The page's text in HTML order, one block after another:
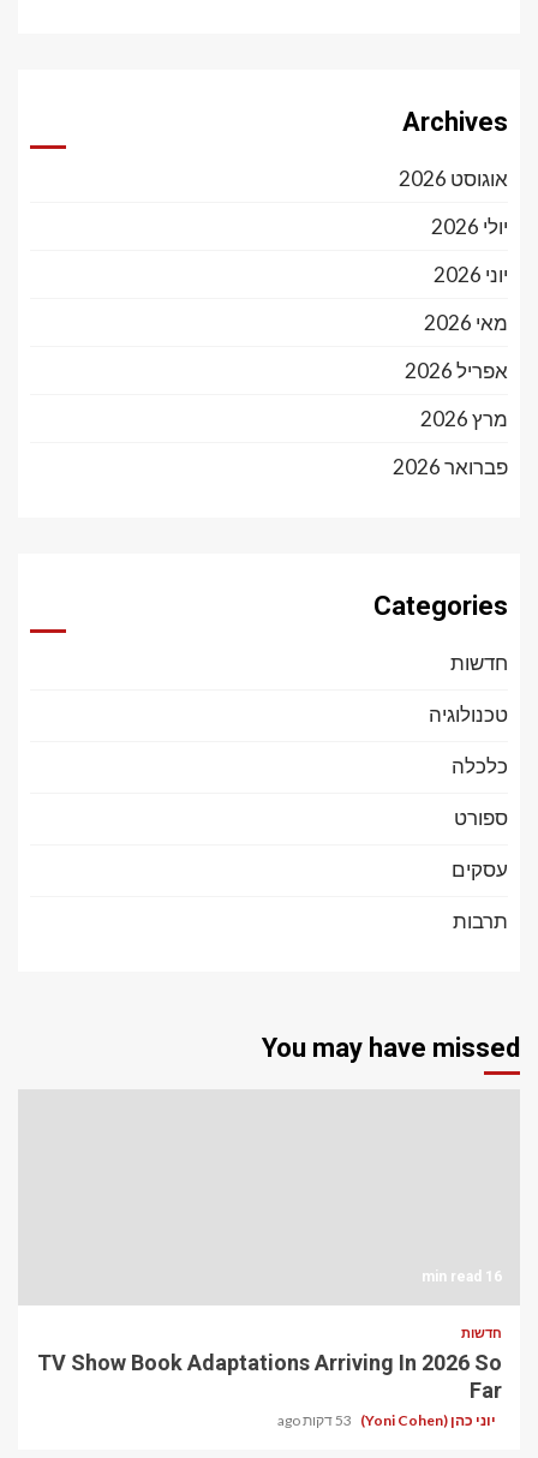
Archives
אוגוסט 2026
יולי 2026
יוני 2026
מאי 2026
אפריל 2026
מרץ 2026
פברואר 2026
Categories
חדשות
טכנולוגיה
כלכלה
ספורט
עסקים
תרבות
You may have missed
16 min read
חדשות
TV Show Book Adaptations Arriving In 2026 So
Far
יוני כהן (Yoni Cohen) 53 דקות ago